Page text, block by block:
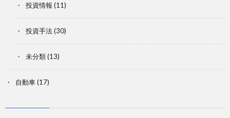
投資情報 (11)
投資手法(30)
未分類(13)
自動車(17)